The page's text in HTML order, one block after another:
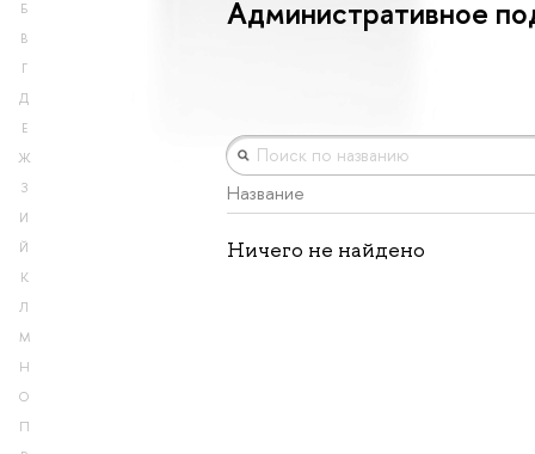
Б
В
Г
Д
Е
Ж
З
И
Й
К
Л
М
Н
О
П
Административное
Название
Ничего не найдено